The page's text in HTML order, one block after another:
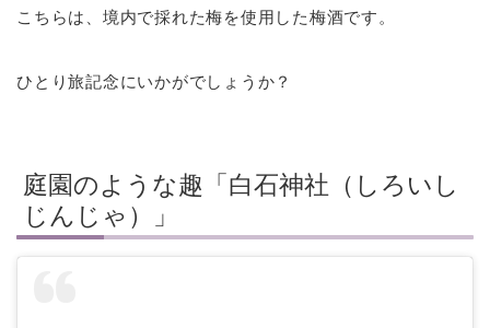
こちらは、境内で採れた梅を使用した梅酒です。
ひとり旅記念にいかがでしょうか？
庭園のような趣「白石神社（しろいし
じんじゃ）」